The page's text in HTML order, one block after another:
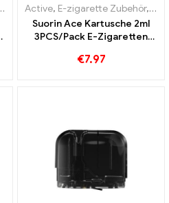
Verdampfer
Active, E-zigarette Zubehör,
Suorin Ace Kartusche 2ml
3PCS/Pack E-Zigaretten
€7.97